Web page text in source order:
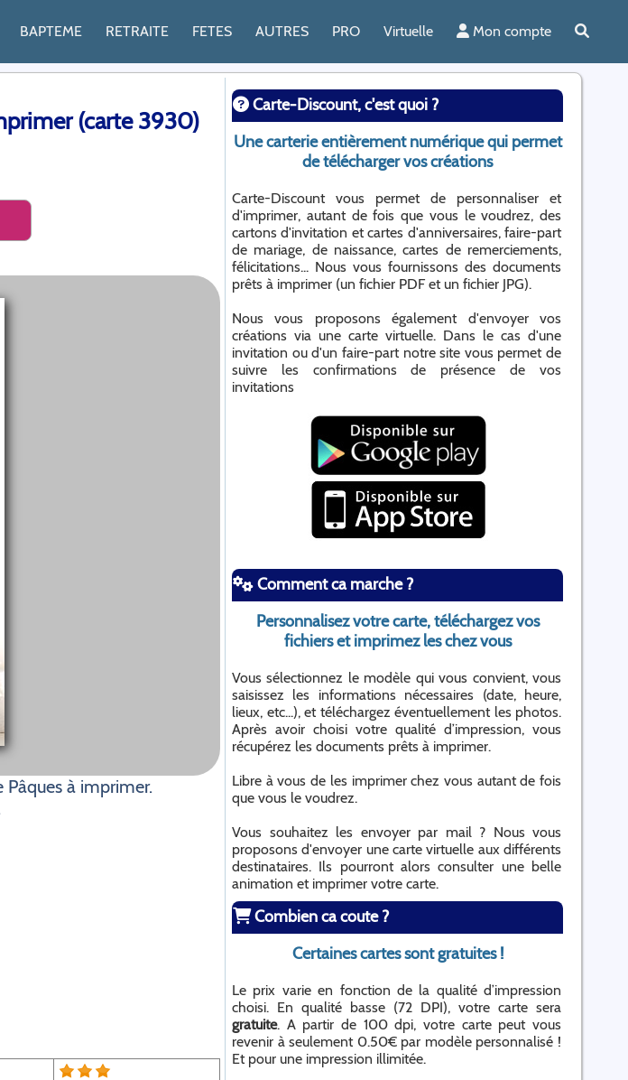
BAPTEME RETRAITE FETES AUTRES PRO Virtuelle Mon compte
(carte 3930)
à imprimer.
Carte-Discount, c'est quoi ?
Une carterie entièrement numérique qui permet
de télécharger vos créations
Carte-Discount vous permet de personnaliser et
d'imprimer, autant de fois que vous le voudrez, des
cartons d'invitation et cartes d'anniversaires, faire-part
de mariage, de naissance, cartes de remerciements,
félicitations... Nous vous fournissons des documents
prêts à imprimer (un fichier PDF et un fichier JPG).
Nous vous proposons également d'envoyer vos
créations via une carte virtuelle. Dans le cas d'une
invitation ou d'un faire-part notre site vous permet de
suivre les confirmations de présence de vos
invitations
Comment ca marche ?
Personnalisez votre carte, téléchargez vos
fichiers et imprimez les chez vous
Vous sélectionnez le modèle qui vous convient, vous
saisissez les informations nécessaires (date, heure,
lieux, etc...), et téléchargez éventuellement les photos.
Après avoir choisi votre qualité d’impression, vous
récupérez les documents prêts à imprimer.
Libre à vous de les imprimer chez vous autant de fois
que vous le voudrez.
Vous souhaitez les envoyer par mail ? Nous vous
proposons d'envoyer une carte virtuelle aux différents
destinataires. Ils pourront alors consulter une belle
animation et imprimer votre carte.
Combien ca coute ?
Certaines cartes sont gratuites !
Le prix varie en fonction de la qualité d’impression
choisi. En qualité basse (72 DPI), votre carte sera
gratuite. A partir de 100 dpi, votre carte peut vous
revenir à seulement 0.50€ par modèle personnalisé !
Et pour une impression illimitée.